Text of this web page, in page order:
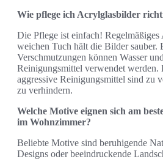
Wie pflege ich Acrylglasbilder
Die Pflege ist einfach! Regelmäßiges
weichen Tuch hält die Bilder sauber.
Verschmutzungen können Wasser
Reinigungsmittel verwendet werden.
aggressive Reinigungsmittel sind zu
zu verhindern.
Welche Motive eignen sich am
im Wohnzimmer?
Beliebte Motive sind beruhigende
Designs oder beeindruckende